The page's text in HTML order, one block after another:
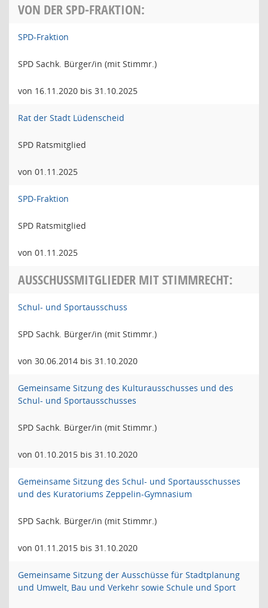
VON DER SPD-FRAKTION:
SPD-Fraktion
SPD Sachk. Bürger/in (mit Stimmr.)
von 16.11.2020 bis 31.10.2025
Rat der Stadt Lüdenscheid
SPD Ratsmitglied
von 01.11.2025
SPD-Fraktion
SPD Ratsmitglied
von 01.11.2025
AUSSCHUSSMITGLIEDER MIT STIMMRECHT:
Schul- und Sportausschuss
SPD Sachk. Bürger/in (mit Stimmr.)
von 30.06.2014 bis 31.10.2020
Gemeinsame Sitzung des Kulturausschusses und des
Schul- und Sportausschusses
SPD Sachk. Bürger/in (mit Stimmr.)
von 01.10.2015 bis 31.10.2020
Gemeinsame Sitzung des Schul- und Sportausschusses
und des Kuratoriums Zeppelin-Gymnasium
SPD Sachk. Bürger/in (mit Stimmr.)
von 01.11.2015 bis 31.10.2020
Gemeinsame Sitzung der Ausschüsse für Stadtplanung
und Umwelt, Bau und Verkehr sowie Schule und Sport